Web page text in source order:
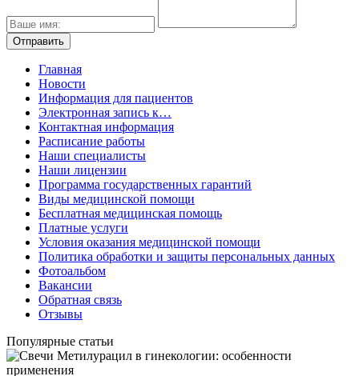
Главная
Новости
Информация для пациентов
Электронная запись к…
Контактная информация
Расписание работы
Наши специалисты
Наши лицензии
Программа государственных гарантий
Виды медицинской помощи
Бесплатная медицинская помощь
Платные услуги
Условия оказания медицинской помощи
Политика обработки и защиты персональных данных
Фотоальбом
Вакансии
Обратная связь
Отзывы
Популярные статьи